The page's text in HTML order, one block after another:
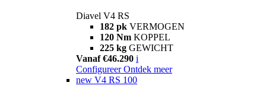
Diavel V4 RS
182 pk VERMOGEN
120 Nm KOPPEL
225 kg GEWICHT
Vanaf €46.290 i
Configureer Ontdek meer
new V4 RS 100